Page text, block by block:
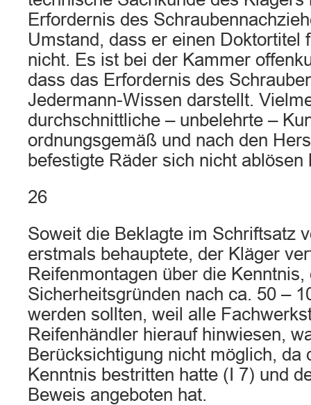
Erfordernis des
Umstand, dass er einen Doktortitel
nicht. Es ist bei der Kammer
dass das Erfordernis des
Jedermann-Wissen darstellt.
durchschnittliche – unbelehrte –
ordnungsgemäß und nach den
befestigte Räder sich nicht ablösen
26
Soweit die Beklagte im Schriftsatz
erstmals behauptete, der Kläger
Reifenmontagen über die
Sicherheitsgründen nach ca. 50 –
werden sollten, weil alle
Reifenhändler hierauf hinwiesen,
Berücksichtigung nicht möglich, da
Kenntnis bestritten hatte (I 7) und
Beweis angeboten hat.